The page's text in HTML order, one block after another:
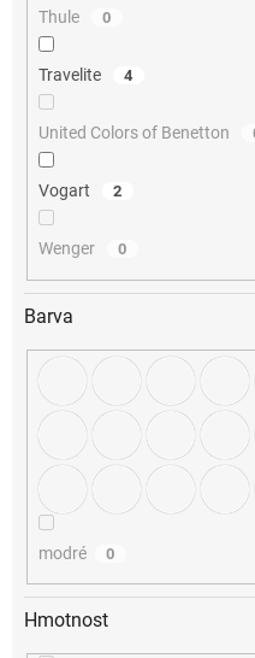
Thule 0
Travelite 4
United Colors of Benetton
Vogart 2
Wenger 0
Barva
modré 0
Hmotnost